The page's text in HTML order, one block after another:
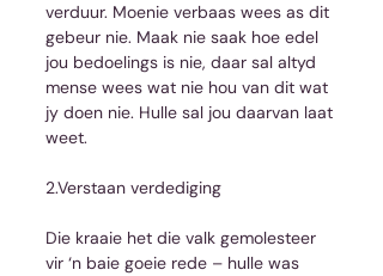
verduur. Moenie verbaas wees as dit
gebeur nie. Maak nie saak hoe edel
jou bedoelings is nie, daar sal altyd
mense wees wat nie hou van dit wat
jy doen nie. Hulle sal jou daarvan laat
weet.
2.Verstaan verdediging
Die kraaie het die valk gemolesteer
vir ‘n baie goeie rede – hulle was